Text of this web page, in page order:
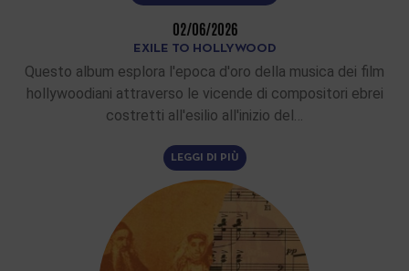
02/06/2026
EXILE TO HOLLYWOOD
Questo album esplora l'epoca d'oro della musica dei film
hollywoodiani attraverso le vicende di compositori ebrei
costretti all'esilio all'inizio del…
LEGGI DI PIÙ